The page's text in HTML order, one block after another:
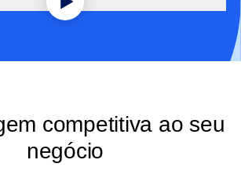
competitiva ao seu
negócio